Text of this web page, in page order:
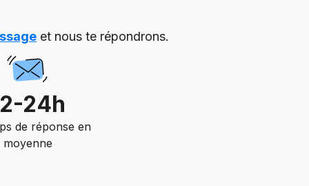
et nous te répondrons.
24h
de réponse en
moyenne